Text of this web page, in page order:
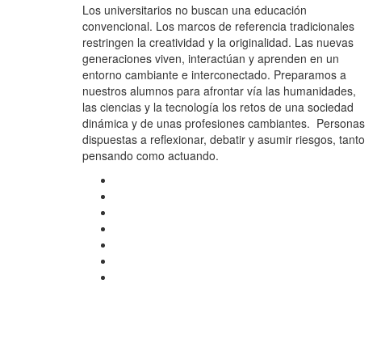
Los universitarios no buscan una educación
convencional. Los marcos de referencia tradicionales
restringen la creatividad y la originalidad. Las nuevas
generaciones viven, interactúan y aprenden en un
entorno cambiante e interconectado. Preparamos a
nuestros alumnos para afrontar vía las humanidades,
las ciencias y la tecnología los retos de una sociedad
dinámica y de unas profesiones cambiantes. Personas
dispuestas a reflexionar, debatir y asumir riesgos, tanto
pensando como actuando.